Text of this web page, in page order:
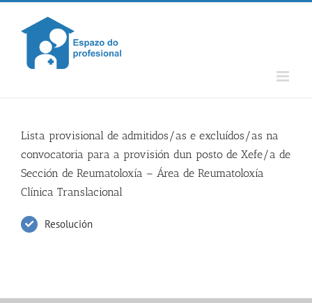
Skip
content
Lista provisional de admitidos/as e excluídos/as na
convocatoria para a provisión dun posto de Xefe/a de
Sección de Reumatoloxía – Área de Reumatoloxía
Clínica Translacional
Resolución